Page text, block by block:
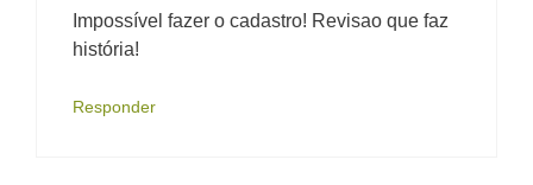
Impossível fazer o cadastro! Revisao que faz
história!
Responder